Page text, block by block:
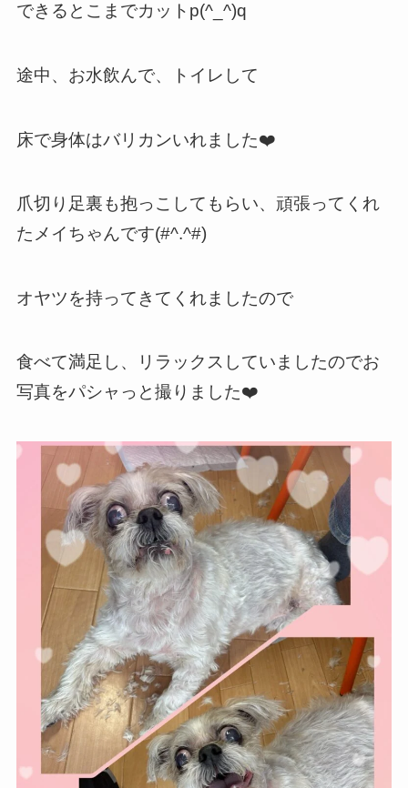
できるとこまでカットp(^_^)q
途中、お水飲んで、トイレして
床で身体はバリカンいれました❤️
爪切り足裏も抱っこしてもらい、頑張ってくれ
たメイちゃんです(#^.^#)
オヤツを持ってきてくれましたので
食べて満足し、リラックスしていましたのでお
写真をパシャっと撮りました❤️